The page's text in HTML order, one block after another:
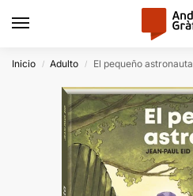
Inicio / Adulto / El pequeño astronauta